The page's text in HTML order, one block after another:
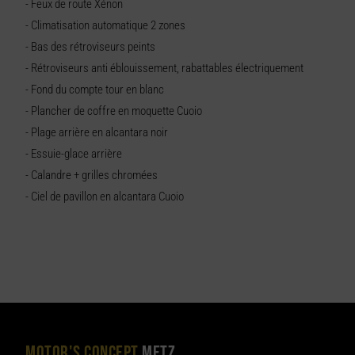
- Feux de route Xénon
- Climatisation automatique 2 zones
- Bas des rétroviseurs peints
- Rétroviseurs anti éblouissement, rabattables électriquement
- Fond du compte tour en blanc
- Plancher de coffre en moquette Cuoio
- Plage arrière en alcantara noir
- Essuie-glace arrière
- Calandre + grilles chromées
- Ciel de pavillon en alcantara Cuoio